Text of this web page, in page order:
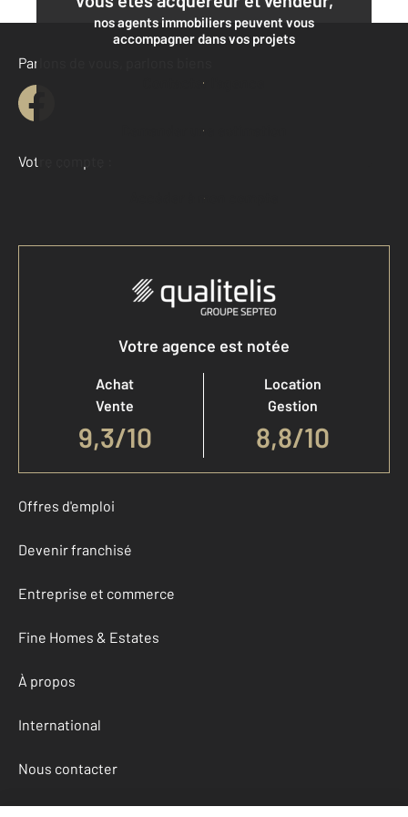
nos agents immobiliers peuvent vous
accompagner dans vos projets
Contacter l'agence
Demander une estimation
Parlons de vous, parlons biens
Votre compte :
Accéder à mon compte
Votre agence est notée
Achat
Vente
9,3/10
Location
Gestion
8,8/10
Offres d'emploi
Devenir franchisé
Entreprise et commerce
Fine Homes & Estates
À propos
International
Nous contacter